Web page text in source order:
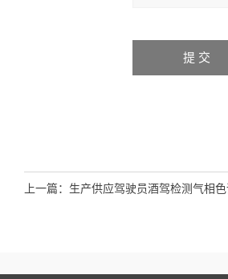
上一篇： 生产供应驾驶员酒驾检测气相